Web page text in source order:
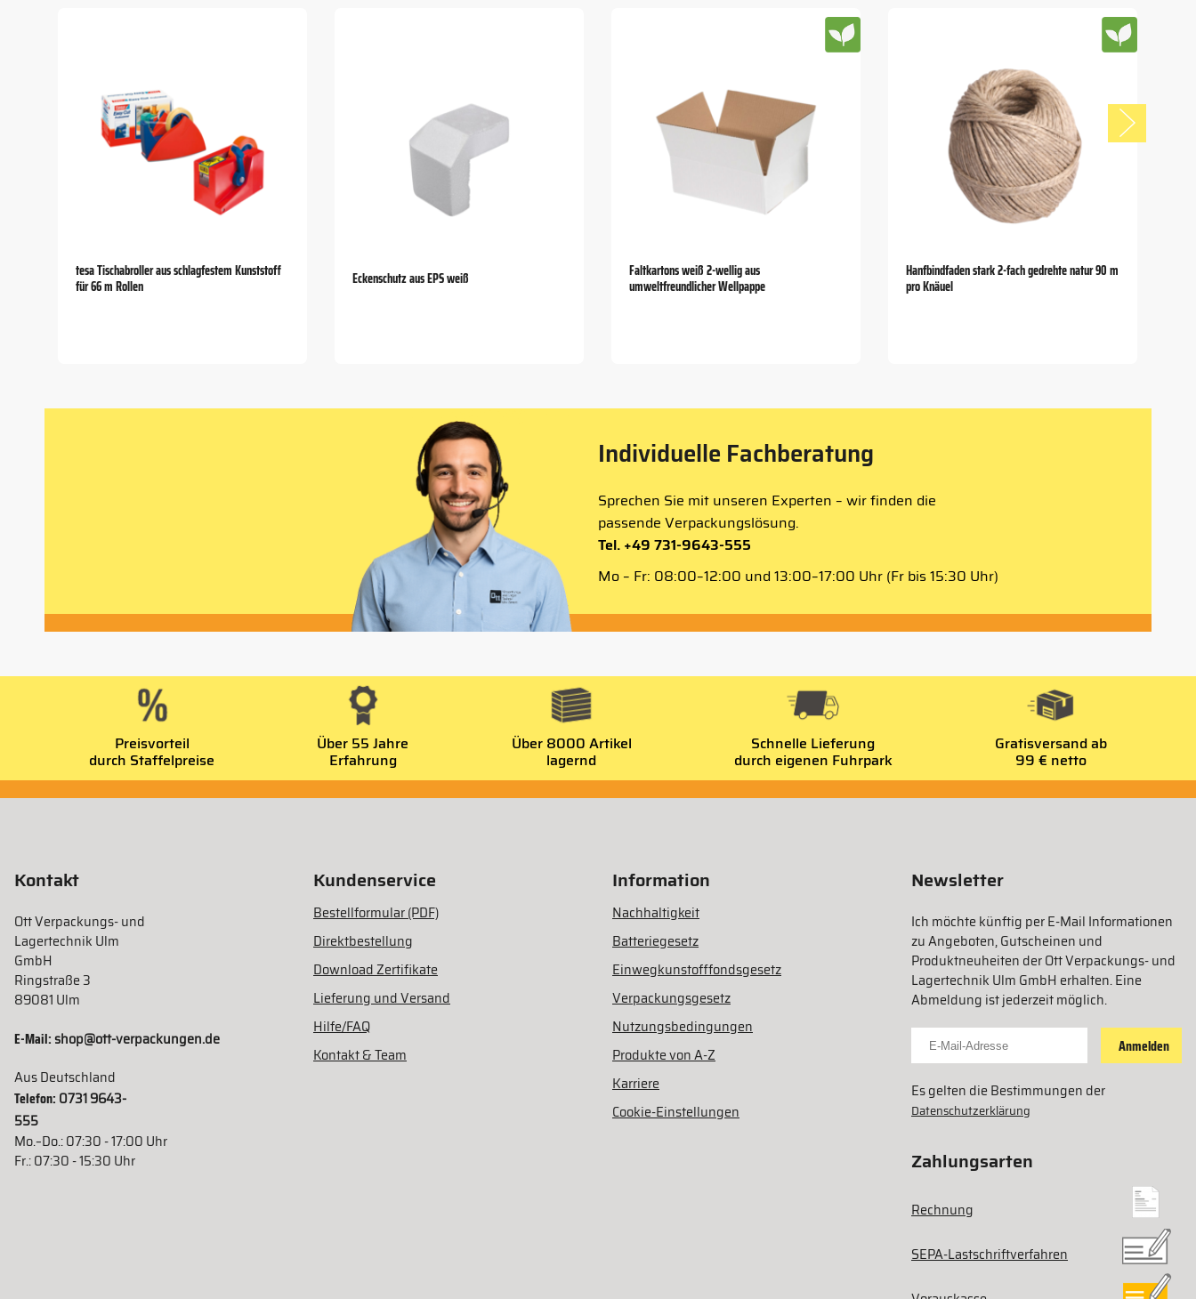
tesa Tischabroller aus schlagfestem Kunststoff
für 66 m Rollen
Eckenschutz aus EPS weiß
Faltkartons weiß 2-wellig aus
umweltfreundlicher Wellpappe
Hanfbindfaden stark 2-fach gedrehte natur 90 m
pro Knäuel
Individuelle Fachberatung
Sprechen Sie mit unseren Experten – wir finden die
passende Verpackungslösung.
Tel. +49 731-9643-555
Mo – Fr: 08:00–12:00 und 13:00–17:00 Uhr (Fr bis 15:30 Uhr)
Preisvorteil
durch Staffelpreise
Über 55 Jahre
Erfahrung
Über 8000 Artikel
lagernd
Schnelle Lieferung
durch eigenen Fuhrpark
Gratisversand ab
99 € netto
Kontakt
Ott Verpackungs- und
Lagertechnik Ulm
GmbH
Ringstraße 3
89081 Ulm
E-Mail:shop@ott-verpackungen.de
Aus Deutschland
Telefon: 0731 9643-
555
Mo.–Do.: 07:30 - 17:00 Uhr
Fr.: 07:30 - 15:30 Uhr
Kundenservice
Bestellformular (PDF)
Direktbestellung
Download Zertifikate
Lieferung und Versand
Hilfe/FAQ
Kontakt & Team
Information
Nachhaltigkeit
Batteriegesetz
Einwegkunstofffondsgesetz
Verpackungsgesetz
Nutzungsbedingungen
Produkte von A-Z
Karriere
Cookie-Einstellungen
Newsletter
Ich möchte künftig per E-Mail Informationen
zu Angeboten, Gutscheinen und
Produktneuheiten der Ott Verpackungs- und
Lagertechnik Ulm GmbH erhalten. Eine
Abmeldung ist jederzeit möglich.
Für Newsletter anmelden
Anmelden
Es gelten die Bestimmungen der
Datenschutzerklärung
Zahlungsarten
Rechnung
SEPA-Lastschriftverfahren